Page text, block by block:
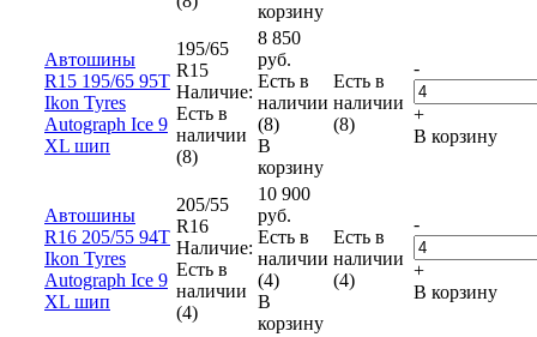
корзину
Автошины
R15 195/65 95T
Ikon Tyres
Autograph Ice 9
XL шип
195/65
R15
Наличие:
Есть в
наличии
(8)
8 850
руб.
Есть в
наличии
(8)
В
корзину
Есть в
наличии
(8)
-
+
В корзину
Автошины
R16 205/55 94T
Ikon Tyres
Autograph Ice 9
XL шип
205/55
R16
Наличие:
Есть в
наличии
(4)
10 900
руб.
Есть в
наличии
(4)
В
корзину
Есть в
наличии
(4)
-
+
В корзину